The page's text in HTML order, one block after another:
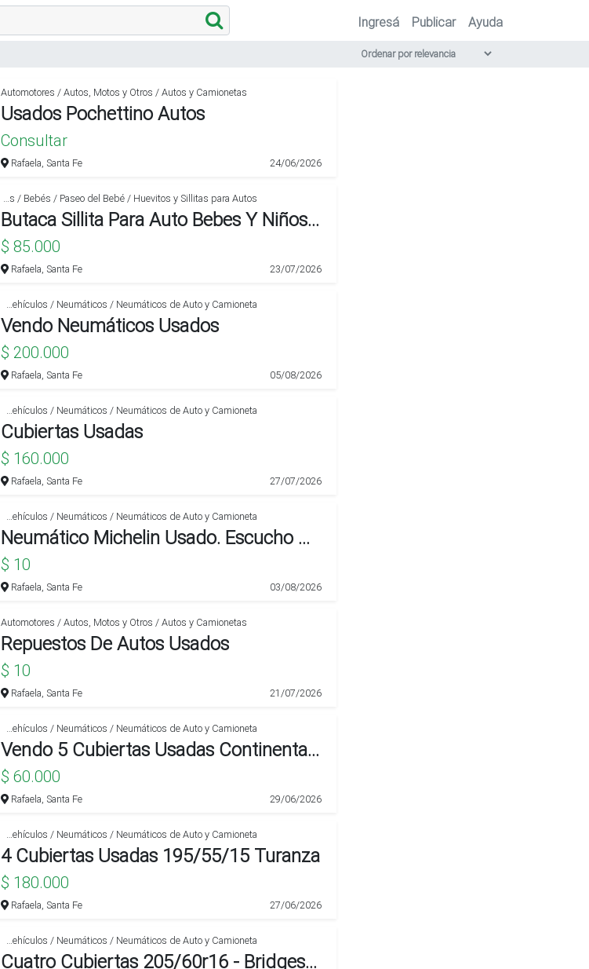
Ingresá Publicar Ayuda
Automotores / Autos, Motos y Otros / Autos y Camionetas
Usados Pochettino Autos
Consultar
Rafaela, Santa Fe 24/06/2026
Varios / Bebés / Paseo del Bebé / Huevitos y Sillitas para Autos
Butaca Sillita Para Auto Bebes Y Niños Usada
$ 85.000
Rafaela, Santa Fe 23/07/2026
Automotores / Accesorios para Vehículos / Neumáticos / Neumáticos de Auto y Camioneta
Vendo Neumáticos Usados
$ 200.000
Rafaela, Santa Fe 05/08/2026
Automotores / Accesorios para Vehículos / Neumáticos / Neumáticos de Auto y Camioneta
Cubiertas Usadas
$ 160.000
Rafaela, Santa Fe 27/07/2026
Automotores / Accesorios para Vehículos / Neumáticos / Neumáticos de Auto y Camioneta
Neumático Michelin Usado. Escucho Ofertas
$ 10
Rafaela, Santa Fe 03/08/2026
Automotores / Autos, Motos y Otros / Autos y Camionetas
Repuestos De Autos Usados
$ 10
Rafaela, Santa Fe 21/07/2026
Automotores / Accesorios para Vehículos / Neumáticos / Neumáticos de Auto y Camioneta
Vendo 5 Cubiertas Usadas Continental Sandero Stepway
$ 60.000
Rafaela, Santa Fe 29/06/2026
Automotores / Accesorios para Vehículos / Neumáticos / Neumáticos de Auto y Camioneta
4 Cubiertas Usadas 195/55/15 Turanza
$ 180.000
Rafaela, Santa Fe 27/06/2026
Automotores / Accesorios para Vehículos / Neumáticos / Neumáticos de Auto y Camioneta
Cuatro Cubiertas 205/60r16 - Bridgestone Turanza Usadas.